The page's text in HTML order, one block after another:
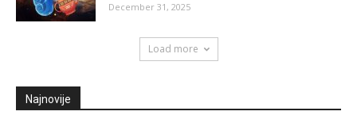
December 31, 2025
Load more
Najnovije